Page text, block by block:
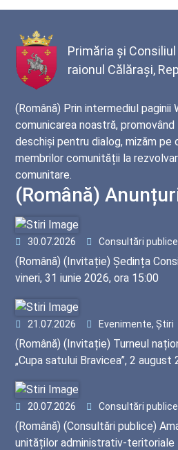
Primăria și
raionul Călărași,
(Română) Prin intermediul paginii
comunicarea noastră,
deschiși pentru dialog, mizăm pe
membrilor comunității la
comunitare.
(Română)
30.07.2026 Consultări
(Română) (Invitație) Ședința
vineri, 31 iunie 2026, ora 15:00
21.07.2026 Evenimente, Știri
(Română) (Invitație) Turneul
„Cupa satului Bravicea”, 2 august
20.07.2026 Consultări publice
(Română) (Consultări publice)
unităților administrativ-teritoriale